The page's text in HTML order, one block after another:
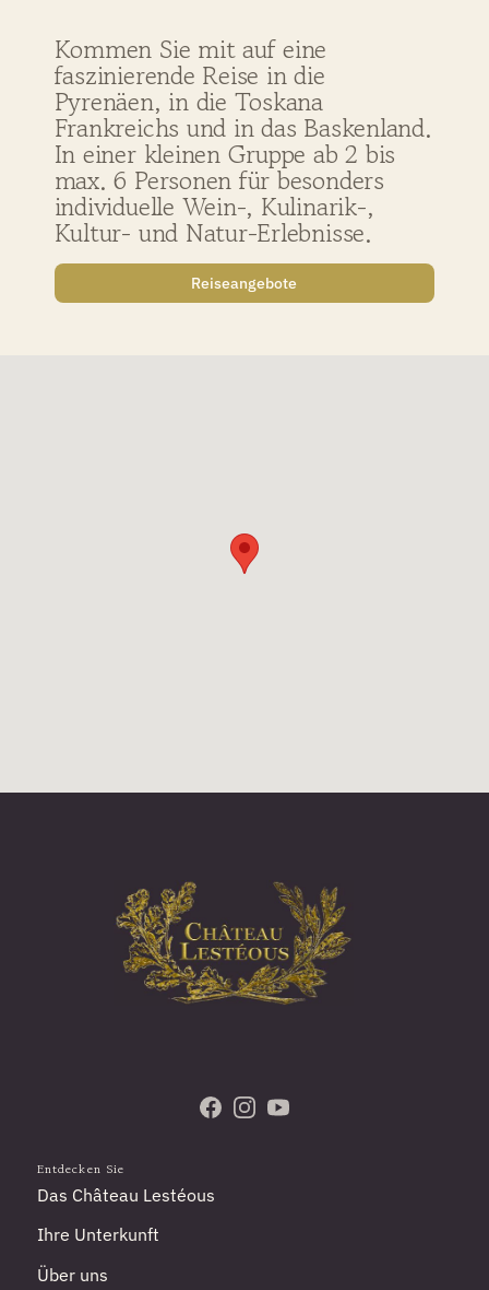
Kommen Sie mit auf eine
faszinierende Reise in die
Pyrenäen, in die Toskana
Frankreichs und in das Baskenland.
In einer kleinen Gruppe ab 2 bis
max. 6 Personen für besonders
individuelle Wein-, Kulinarik-,
Kultur- und Natur-Erlebnisse.
Reiseangebote
Besuchen Sie uns auf Facebook
Folgen Sie uns auf Instagram
Abonnieren Sie unseren
Entdecken Sie
Das Château Lestéous
Ihre Unterkunft
Über uns